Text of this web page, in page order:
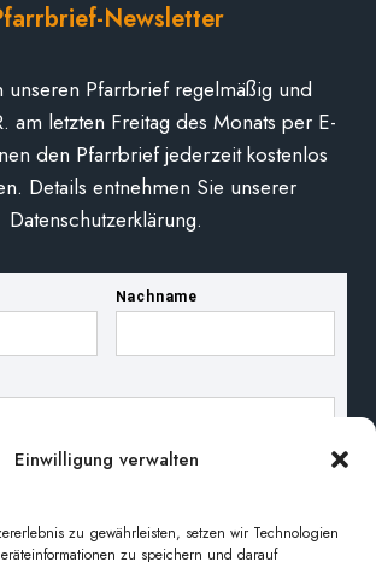
Einwilligung verwalten
zu gewährleisten, setzen wir Technologien
zu speichern und darauf
Newsletter
unseren Pfarrbrief regelmäßig und
am letzten Freitag des Monats per E-
den Pfarrbrief jederzeit kostenlos
Details entnehmen Sie unserer
Datenschutzerklärung.